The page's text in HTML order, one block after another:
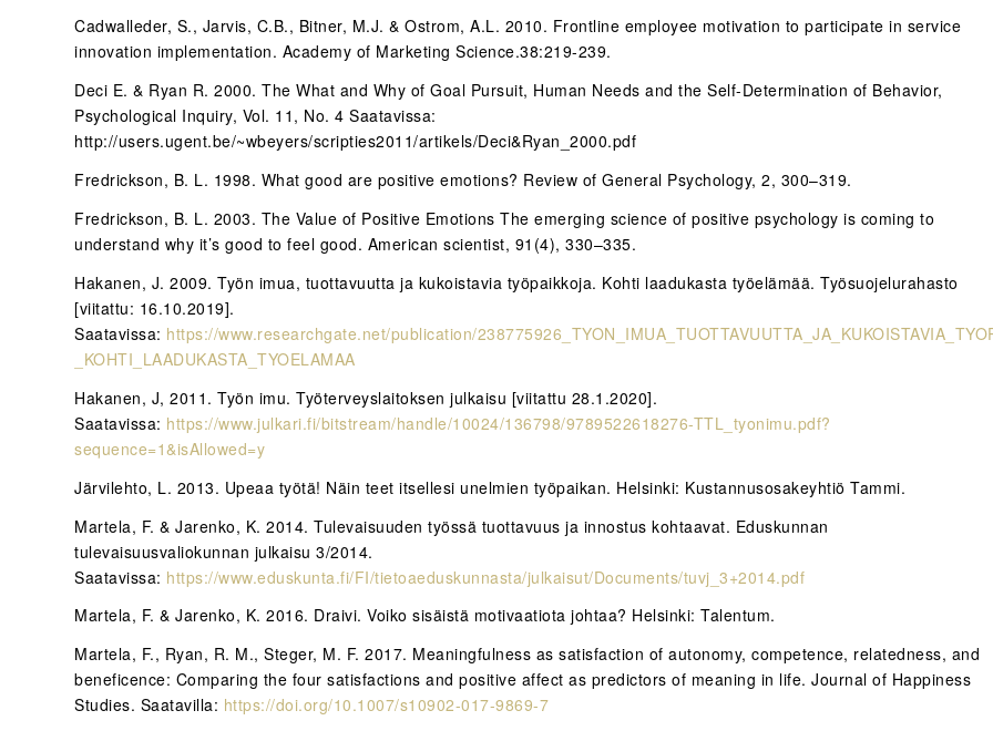
Cadwalleder, S., Jarvis, C.B., Bitner, M.J. & Ostrom, A.L. 2010. Frontline employee motivation to participate in service
innovation implementation. Academy of Marketing Science.38:219-239.
Deci E. & Ryan R. 2000. The What and Why of Goal Pursuit, Human Needs and the Self-Determination of Behavior,
Psychological Inquiry, Vol. 11, No. 4 Saatavissa:
http://users.ugent.be/~wbeyers/scripties2011/artikels/Deci&Ryan_2000.pdf
Fredrickson, B. L. 1998. What good are positive emotions? Review of General Psychology, 2, 300–319.
Fredrickson, B. L. 2003. The Value of Positive Emotions The emerging science of positive psychology is coming to
understand why it’s good to feel good. American scientist, 91(4), 330–335.
Hakanen, J. 2009. Työn imua, tuottavuutta ja kukoistavia työpaikkoja. Kohti laadukasta työelämää. Työsuojelurahasto
[viitattu: 16.10.2019].
Saatavissa: https://www.researchgate.net/publication/
_KOHTI_LAADUKASTA_TYOELAMAA
Hakanen, J, 2011. Työn imu. Työterveyslaitoksen julkaisu [viitattu 28.1.2020].
Saatavissa: https://www.julkari.fi/bitstream/handle/10024/136798/9789522618276-TTL_tyonimu.pdf?
sequence=1&isAllowed=y
Järvilehto, L. 2013. Upeaa työtä! Näin teet itsellesi unelmien työpaikan. Helsinki: Kustannusosakeyhtiö Tammi.
Martela, F. & Jarenko, K. 2014. Tulevaisuuden työssä tuottavuus ja innostus kohtaavat. Eduskunnan
tulevaisuusvaliokunnan julkaisu 3/2014.
Saatavissa: https://www.eduskunta.fi/FI/tietoaeduskunnasta/julkaisut/Documents/tuvj_3+2014.pdf
Martela, F. & Jarenko, K. 2016. Draivi. Voiko sisäistä motivaatiota johtaa? Helsinki: Talentum.
Martela, F., Ryan, R. M., Steger, M. F. 2017. Meaningfulness as satisfaction of autonomy, competence, relatedness, and
beneficence: Comparing the four satisfactions and positive affect as predictors of meaning in life. Journal of Happiness
Studies. Saatavilla: https://doi.org/10.1007/s10902-017-9869-7